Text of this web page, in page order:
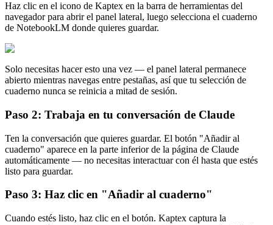
Haz clic en el icono de Kaptex en la barra de herramientas del
navegador para abrir el panel lateral, luego selecciona el cuaderno
de NotebookLM donde quieres guardar.
Solo necesitas hacer esto una vez — el panel lateral permanece
abierto mientras navegas entre pestañas, así que tu selección de
cuaderno nunca se reinicia a mitad de sesión.
Paso 2: Trabaja en tu conversación de Claude
Ten la conversación que quieres guardar. El botón "Añadir al
cuaderno" aparece en la parte inferior de la página de Claude
automáticamente — no necesitas interactuar con él hasta que estés
listo para guardar.
Paso 3: Haz clic en "Añadir al cuaderno"
Cuando estés listo, haz clic en el botón. Kaptex captura la